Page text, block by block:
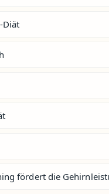
Diät
fördert die